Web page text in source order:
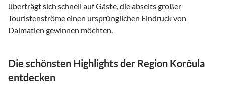
überträgt sich schnell auf Gäste, die abseits großer
Touristenströme einen ursprünglichen Eindruck von
Dalmatien gewinnen möchten.
Die schönsten Highlights der Region Korčula
entdecken